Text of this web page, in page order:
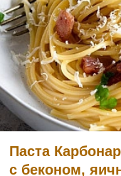
Паста
с беконом,